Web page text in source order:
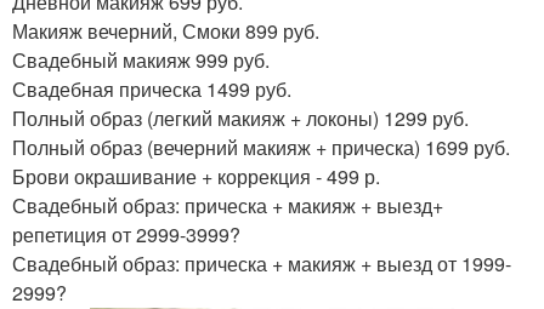
Макияж вечерний, Смоки 899 руб.
Свадебный макияж 999 руб.
Свадебная прическа 1499 руб.
Полный образ (легкий макияж + локоны) 1299 руб.
Полный образ (вечерний макияж + прическа) 1699 руб.
Брови окрашивание + коррекция - 499 р.
Свадебный образ: прическа + макияж + выезд+
репетиция от 2999-3999?
Свадебный образ: прическа + макияж + выезд от 1999-
2999?